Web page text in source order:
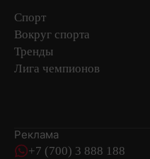
Спорт
Вокруг спорта
Тренды
Лига чемпионов
Реклама
+7 (700) 3 888 188